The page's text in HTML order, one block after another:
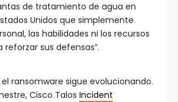
de tratamiento de agua en
Unidos que simplemente
las habilidades ni los recursos
reforzar sus defensas”.
ransomware sigue evolucionando.
Cisco Talos Incident